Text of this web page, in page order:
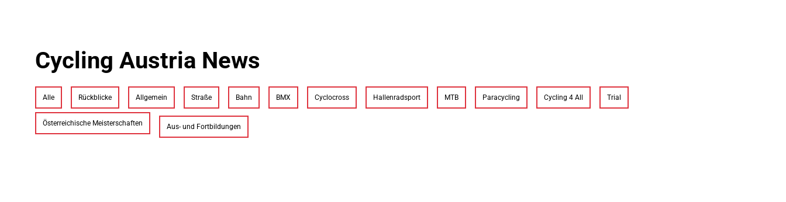
Cycling Austria News
Alle Rückblicke Allgemein Straße Bahn BMX Cyclocross Hallenradsport MTB Paracycling Cycling 4 All Trial
Österreichische Meisterschaften Aus- und Fortbildungen